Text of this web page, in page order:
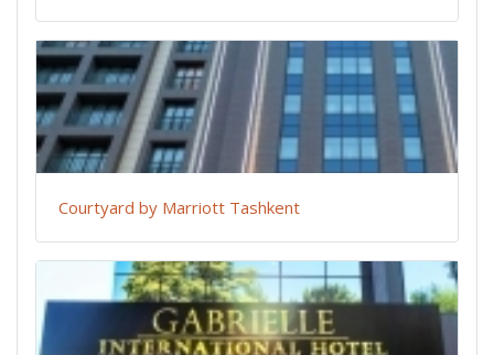
Courtyard by Marriott Tashkent